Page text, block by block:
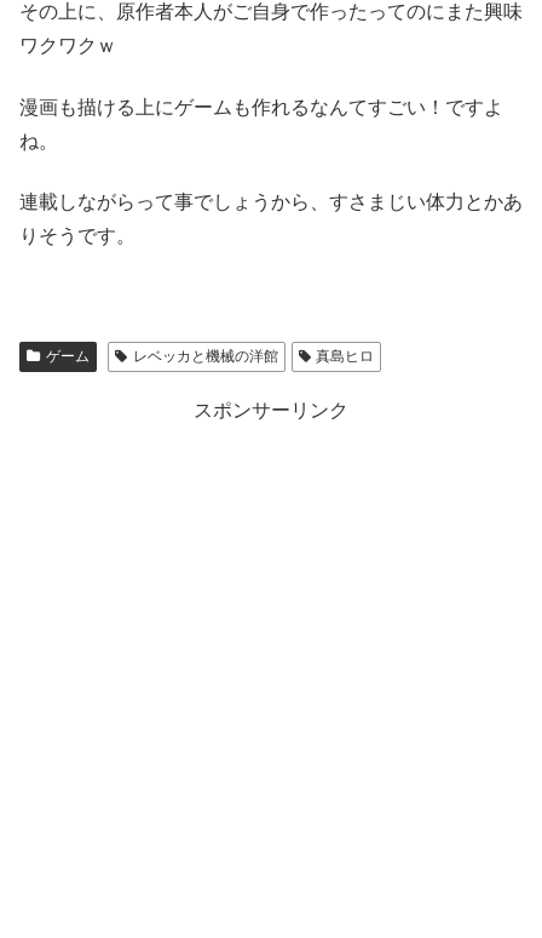
その上に、原作者本人がご自身で作ったってのにまた興味
ワクワクｗ
漫画も描ける上にゲームも作れるなんてすごい！ですよ
ね。
連載しながらって事でしょうから、すさまじい体力とかあ
りそうです。
ゲーム レベッカと機械の洋館 真島ヒロ
スポンサーリンク